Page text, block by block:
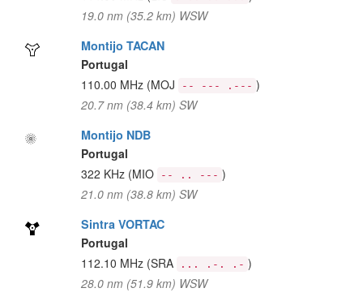
19.0 nm (35.2 km) WSW
Montijo TACAN
Portugal
110.00 MHz (MOJ -- --- .--- )
20.7 nm (38.4 km) SW
Montijo NDB
Portugal
322 KHz (MIO -- .. --- )
21.0 nm (38.8 km) SW
Sintra VORTAC
Portugal
112.10 MHz (SRA ... .-. .- )
28.0 nm (51.9 km) WSW